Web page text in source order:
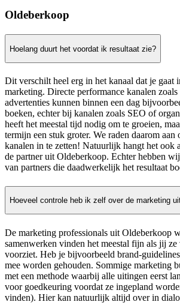
Oldeberkoop
Hoelang duurt het voordat ik resultaat zie?
Dit verschilt heel erg in het kanaal dat je gaat
marketing. Directe performance kanalen
advertenties kunnen binnen een dag
boeken, echter bij kanalen zoals SEO of
heeft het meestal tijd nodig om te groeien,
termijn een stuk groter. We raden daarom aan
kanalen in te zetten! Natuurlijk hangt het ook
de partner uit Oldeberkoop. Echter hebben
van partners die daadwerkelijk het resultaat
Hoeveel controle heb ik zelf over de marketing
De marketing professionals uit Oldeberkoop
samenwerken vinden het meestal fijn als jij
voorziet. Heb je bijvoorbeeld brand-
mee worden gehouden. Sommige marketing
met een methode waarbij alle uitingen eerst
voor goedkeuring voordat ze ingepland
vinden). Hier kan natuurlijk altijd over in